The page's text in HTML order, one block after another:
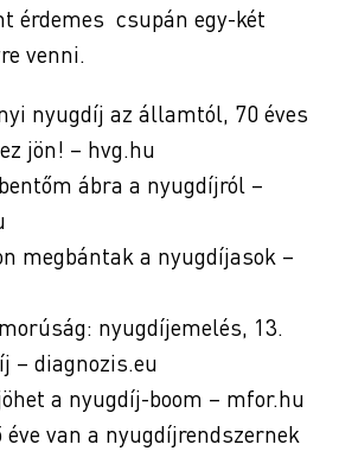
érdemes csupán egy-két
venni.
nyugdíj az államtól, 70 éves
jön! – hvg.hu
ábra a nyugdíjról –
megbántak a nyugdíjasok –
nyugdíjemelés, 13.
– diagnozis.eu
a nyugdíj-boom – mfor.hu
éve van a nyugdíjrendszernek